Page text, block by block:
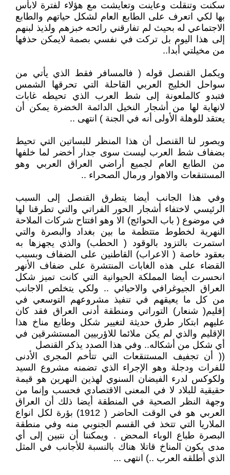
سكنت وتنقلت وعاينت وتعايشت مع هؤلاء لفترة لابأس
بها لكي اتعرف على الطابع العام لشكل حياتهم والطابع
الاجتماعي له بحيث لم تفارقني رائحه خبزهم ولذيذ لبنهم
إلى هذا اليوم بل تركت في نفسي بصمة لايمكن حذفها
من مخيلتي أبدا..
ويكمل القنصل قوله ( فالمسافر فقط الذي يأتي من
سواحل الخليج العربي القاحلة التي تحرقها الشمس
فتبدو كالملعونة إلى شط العرب الذي تحيطه غابات
لانهاية لها من أشجار النخيل الدائمة الخضرة يمكن أن
يعتقد للوهلة الأولى أنه في الجنة ) انتهى ..
ويصور لنا القنصل أن هذا المنظر للبساتين التي تحيط
بضفاف شط العرب ليست سوى جدار أخضر لما خلفها
من الطابع العام لجميع أراضي العراق العربي وهو
المستنقعات والاهوار ورمال الصحراء ..
وفي هذا الجانب أيضا يتطرق القنصل إلى السبب
الرئيسي لاختفاء أشجار الحور الفراتي والتي تطرقنا لها
في موضوع ( باب الحوائج) الا وهو افتتاح شركات الملاحة
النهرية لخطوط متتظمة ما بين بغداد والبصرة والتي
استمرت بالتزود بالوقود ( الحطب) والذي يجهزها به
بعقود خاصة ( الاعراب) القاطنين على الضفاف وبسبب
القضاء على هذه الغابات المنتشرة على ضفاف الأنهر
انحسرت أيضا المملكة الحيوانية التي كانت تميز شكل
العراق الجيوغرافي والاحيائي .. ولكي يتخلص الاجانب
من كل ما يعيقهم في تنفيذ مشروعهم التوسعي في
إقليم( شنعار) التوراتي ومنطقة أدنى العراق فقد كان
عليهم ابتكار طرق حديثة لتغيير شكل وطابع مناخ هذا
الإقليم والذي لم يكن ملائما للاؤربيين المستشرقين في
أي شكل من أشكاله.. وفي هذا الصدد يذكر القنصل
(( أن تجفيف المستنقعات التي تتأخم المجرى الأدنى
للفرات ودجلة وهو الإجراء الذي تضمنه مشروع السيد
ولكوكس لدرء الفيضان السنوي لهذين النهرين هو قيمة
حقيقية للبلاد لا في المعنى الاقتصادي فحسب وإنما من
وجهة النظر الصحية في المنطقة أيضا ذلك أن العراق
العربي هو في الوقت الحاضر ( 1912) بؤرة لكل انواع
الملاريا التي تتخذ في القسم الجنوبي منه وفي منطقة
البصرة طباع الوباء المحض . ويمكننا أن نتبين إلى أي
مدى يكون المناخ قاتلا هناك بالنسبة للأجانب في المثل
الذي أطلقه العرب ..) انتهى ...